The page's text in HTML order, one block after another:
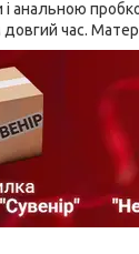
анальною
час.